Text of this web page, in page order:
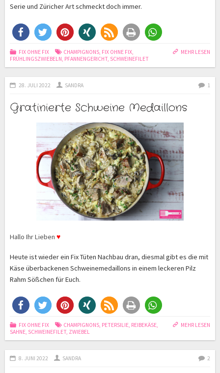
Serie und Züricher Art schmeckt doch immer.
MEHR LESEN
FIX OHNE FIX CHAMPIGNONS, FIX OHNE FIX,
FRÜHLINGSZWIEBELN, PFANNENGERICHT, SCHWEINEFILET
28. JULI 2022 SANDRA 1
Gratinierte Schweine Medaillons
Hallo Ihr Lieben ♥
Heute ist wieder ein Fix Tüten Nachbau dran, diesmal gibt es die mit
Käse überbackenen Schweinemedaillons in einem leckeren Pilz
Rahm Sößchen für Euch.
MEHR LESEN
FIX OHNE FIX CHAMPIGNONS, PETERSILIE, REIBEKÄSE,
SAHNE, SCHWEINEFILET, ZWIEBEL
8. JUNI 2022 SANDRA 2